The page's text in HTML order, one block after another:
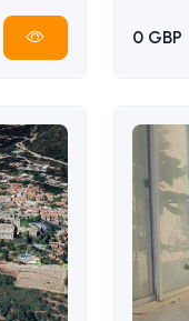
0 GBP